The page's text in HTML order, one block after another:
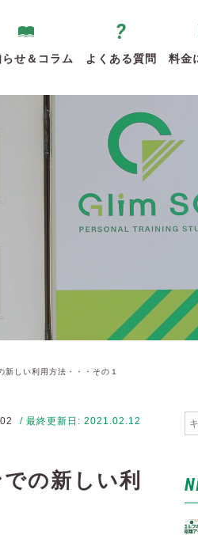
新しい利用方法・・・その１
らせ＆コラム よくある質問 料金
/ 最終更新日: 2021.02.12
の新しい利